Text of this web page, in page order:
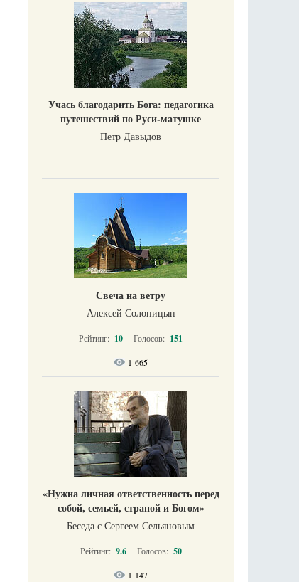
Учась благодарить Бога: педагогика
путешествий по Руси-матушке
Петр Давыдов
Свеча на ветру
Алексей Солоницын
Рейтинг: 10 Голосов: 151
1 665
«Нужна личная ответственность перед
собой, семьей, страной и Богом»
Беседа с Сергеем Сельяновым
Рейтинг: 9.6 Голосов: 50
1 147